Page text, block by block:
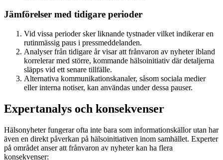
Jämförelser med tidigare perioder
Vid vissa perioder sker liknande tystnader vilket indikerar en
rutinmässig paus i pressmeddelanden.
Analyser från tidigare år visar att frånvaron av nyheter ibland
korrelerar med större, kommande hälsoinitiativ där detaljerna
släpps vid ett senare tillfälle.
Alternativa kommunikationskanaler, såsom sociala medier
eller interna notiser, kan användas under dessa pauser.
Expertanalys och konsekvenser
Hälsonyheter fungerar ofta inte bara som informationskällor utan har
även en direkt påverkan på hälsoinitiativen inom samhället. Experter
på området anser att frånvaron av nyheter kan ha flera
konsekvenser: